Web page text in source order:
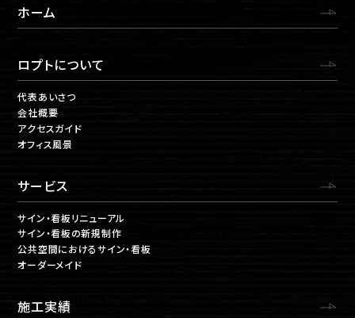
ホーム
ロプトについて
代表あいさつ
会社概要
アクセスガイド
オフィス風景
サービス
サイン・看板リニューアル
サイン・看板の新規制作
公共空間におけるサイン・看板
オーダーメイド
施工実績